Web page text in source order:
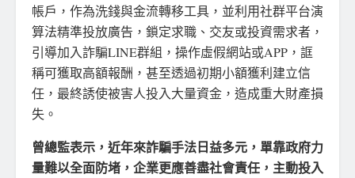
帳戶，作為洗錢與金流轉移工具，並利用社群平台演
算法精準投放廣告，鎖定求職、交友或投資需求者，
引導加入詐騙LINE群組，操作虛假網站或APP，誆
稱可獲取高額報酬，甚至透過初期小額獲利建立信
任，最終誘使被害人投入大量資金，造成重大財產損
失。
曾總監表示，近年來詐騙手法日益多元，單靠政府力
量難以全面防堵，企業更應善盡社會責任，主動投入